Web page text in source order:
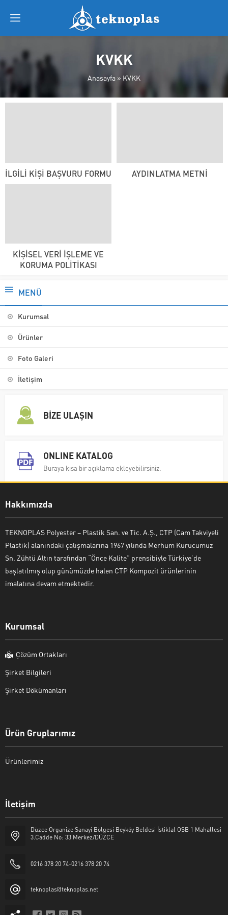
KVKK
Anasayfa » KVKK
İLGİLİ KİŞİ BAŞVURU FORMU AYDINLATMA METNİ
KİŞİSEL VERİ İŞLEME VE
KORUMA POLİTİKASI
MENÜ
Kurumsal
Ürünler
Foto Galeri
İletişim
BİZE ULAŞIN
ONLINE KATALOG
Buraya kısa bir açıklama ekleyebilirsiniz.
Hakkımızda
TEKNOPLAS Polyester – Plastik San. ve Tic. A.Ş., CTP (Cam Takviyeli
Plastik) alanındaki çalışmalarına 1967 yılında Merhum Kurucumuz
Sn. Zühtü Altın tarafından “Önce Kalite” prensibiyle Türkiye’de
başlatılmış olup günümüzde halen CTP Kompozit ürünlerinin
imalatına devam etmektedir.
Kurumsal
Çözüm Ortakları
Şirket Bilgileri
Şirket Dökümanları
Ürün Gruplarımız
Ürünlerimiz
İletişim
Düzce Organize Sanayi Bölgesi Beyköy Beldesi İstiklal OSB 1 Mahallesi
3.Cadde No: 33 Merkez/DÜZCE
0216 378 20 74-0216 378 20 74
teknoplas@teknoplas.net